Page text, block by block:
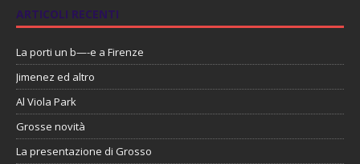
ARTICOLI RECENTI
La porti un b—-e a Firenze
Jimenez ed altro
Al Viola Park
Grosse novità
La presentazione di Grosso